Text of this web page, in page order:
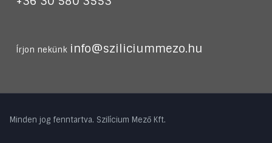
Írjon nekünk info@sziliciummezo.hu
Minden jog fenntartva. Szilícium Mező Kft.